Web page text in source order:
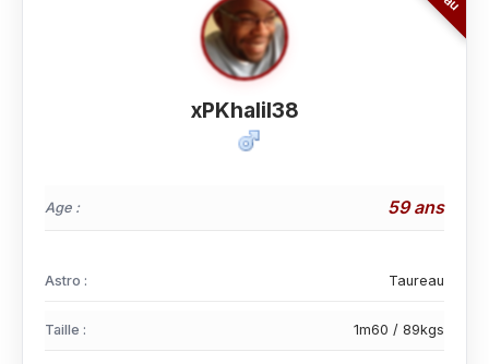
xPKhalil38
Age : 59 ans
Astro : Taureau
Taille : 1m60 / 89kgs